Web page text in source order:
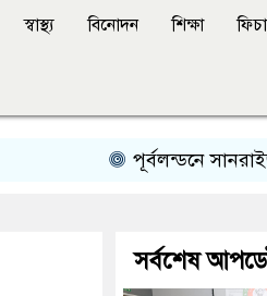
স্বাস্থ্য বিনোদন শিক্ষা
পূর্বলন্ডনে সানরাইজ
সর্বশেষ